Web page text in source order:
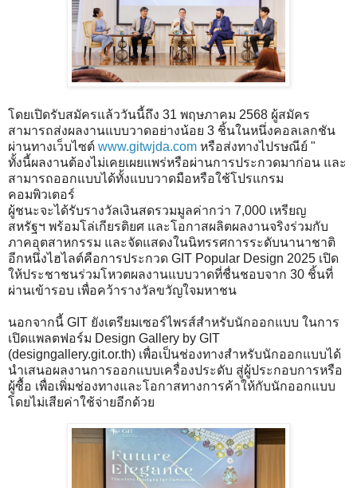
โดยเปิดรับสมัครแล้ววันนี้ถึง 31 พฤษภาคม 2568 ผู้สมัคร
สามารถส่งผลงานแบบวาดอย่างน้อย 3 ชิ้นในหนึ่งคอลเลกชัน
ผ่านทางเว็บไซต์ www.gitwjda.com หรือส่งทางไปรษณีย์ "
ทั้งนี้ผลงานต้องไม่เคยเผยแพร่หรือผ่านการประกวดมาก่อน และ
สามารถออกแบบได้ทั้งแบบวาดมือหรือใช้โปรแกรม
คอมพิวเตอร์
ผู้ชนะจะได้รับรางวัลเงินสดรวมมูลค่ากว่า 7,000 เหรียญ
สหรัฐฯ พร้อมโล่เกียรติยศ และโอกาสผลิตผลงานจริงร่วมกับ
ภาคอุตสาหกรรม และจัดแสดงในนิทรรศการระดับนานาชาติ
อีกหนึ่งไฮไลต์คือการประกวด GIT Popular Design 2025 เปิด
ให้ประชาชนร่วมโหวตผลงานแบบวาดที่ชื่นชอบจาก 30 ชิ้นที่
ผ่านเข้ารอบ เพื่อคว้ารางวัลขวัญใจมหาชน
นอกจากนี้ GIT ยังเตรียมเซอร์ไพรส์สำหรับนักออกแบบ ในการ
เปิดแพลตฟอร์ม Design Gallery by GIT
(designgallery.git.or.th) เพื่อเป็นช่องทางสำหรับนักออกแบบได้
นำเสนอผลงานการออกแบบเครื่องประดับ สู่ผู้ประกอบการหรือ
ผู้ซื้อ เพื่อเพิ่มช่องทางและโอกาสทางการค้าให้กับนักออกแบบ
โดยไม่เสียค่าใช้จ่ายอีกด้วย